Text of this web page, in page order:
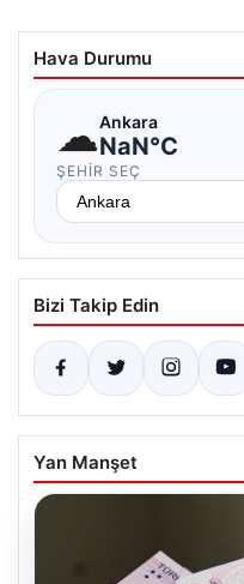
Hava Durumu
☁Ankara
NaN°C
ŞEHIR SEÇ
Bizi Takip Edin
Yan Manşet